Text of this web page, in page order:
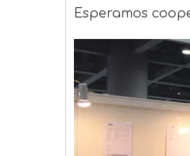
Esperamos